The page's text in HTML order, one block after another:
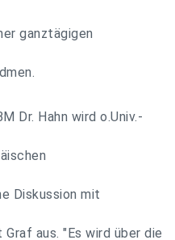
ganztägigen
Dr. Hahn wird o.Univ.-
Diskussion mit
aus. "Es wird über die